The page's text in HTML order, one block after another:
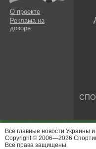
О проекте
Реклама на
дозоре
Все главные новости Украины
Copyright © 2006—2026
Все права защищены.